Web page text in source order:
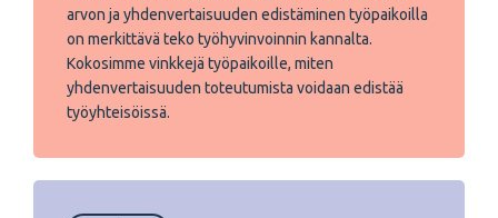
arvon ja yhdenvertaisuuden edistäminen työpaikoilla
on merkittävä teko työhyvinvoinnin kannalta.
Kokosimme vinkkejä työpaikoille, miten
yhdenvertaisuuden toteutumista voidaan edistää
työyhteisöissä.